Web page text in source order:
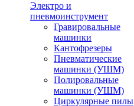
Электро и
пневмоинструмент
Гравировальные
машинки
Кантофрезеры
Пневматические
машинки (УШМ)
Полировальные
машинки (УШМ)
Циркулярные пилы